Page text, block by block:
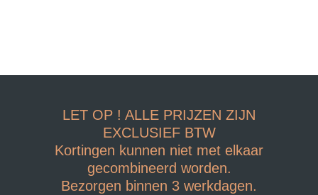
LET OP ! ALLE PRIJZEN ZIJN
EXCLUSIEF BTW
Kortingen kunnen niet met elkaar
gecombineerd worden.
Bezorgen binnen 3 werkdagen.